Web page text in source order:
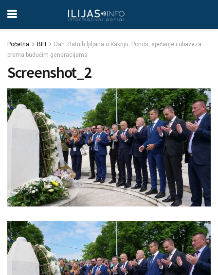
Početna BIH
Dan Zlatnih ljiljana u Kaknju: Ponos, sjećanje i obaveza
prema budućim generacijama
Screenshot_2